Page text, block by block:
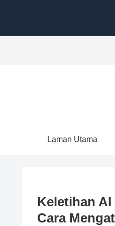
Laman Utama
Keletihan AI
Cara